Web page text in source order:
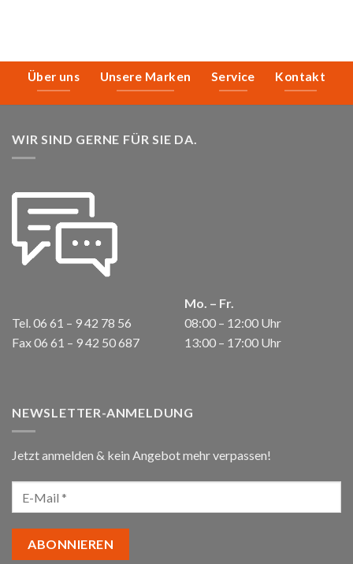
Über uns Unsere Marken Service Kontakt
WIR SIND GERNE FÜR SIE DA.
Tel. 06 61 – 9 42 78 56
Fax 06 61 – 9 42 50 687
Mo. – Fr.
08:00 – 12:00 Uhr
13:00 – 17:00 Uhr
NEWSLETTER-ANMELDUNG
Jetzt anmelden & kein Angebot mehr verpassen!